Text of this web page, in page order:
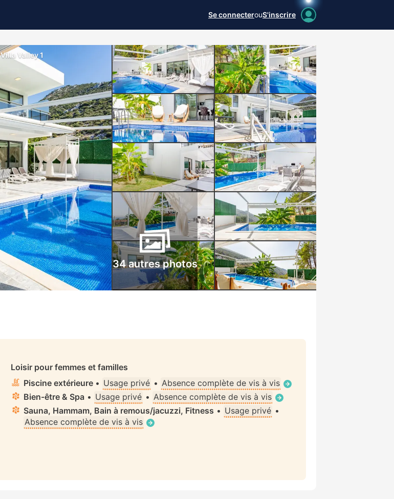
Se connecterouS'inscrire
Villa Valley 1
34 autres photos
Loisir pour femmes et familles
Piscine extérieure • Usage privé • Absence complète de vis à vis
Bien-être & Spa • Usage privé • Absence complète de vis à vis
Sauna, Hammam, Bain à remous/jacuzzi, Fitness • Usage privé •
Absence complète de vis à vis